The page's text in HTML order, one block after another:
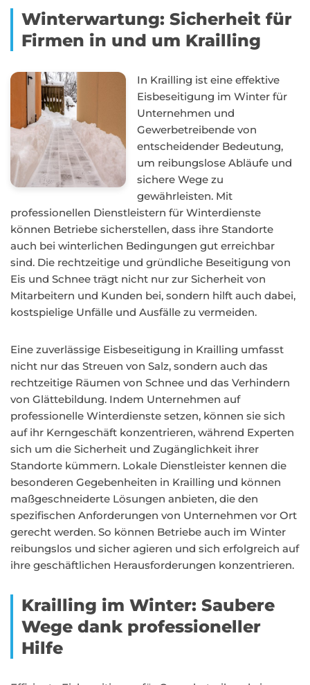
Winterwartung: Sicherheit für
Firmen in und um Krailling
In Krailling ist eine effektive
Eisbeseitigung im Winter für
Unternehmen und
Gewerbetreibende von
entscheidender Bedeutung,
um reibungslose Abläufe und
sichere Wege zu
gewährleisten. Mit
professionellen Dienstleistern für Winterdienste
können Betriebe sicherstellen, dass ihre Standorte
auch bei winterlichen Bedingungen gut erreichbar
sind. Die rechtzeitige und gründliche Beseitigung von
Eis und Schnee trägt nicht nur zur Sicherheit von
Mitarbeitern und Kunden bei, sondern hilft auch dabei,
kostspielige Unfälle und Ausfälle zu vermeiden.
Eine zuverlässige Eisbeseitigung in Krailling umfasst
nicht nur das Streuen von Salz, sondern auch das
rechtzeitige Räumen von Schnee und das Verhindern
von Glättebildung. Indem Unternehmen auf
professionelle Winterdienste setzen, können sie sich
auf ihr Kerngeschäft konzentrieren, während Experten
sich um die Sicherheit und Zugänglichkeit ihrer
Standorte kümmern. Lokale Dienstleister kennen die
besonderen Gegebenheiten in Krailling und können
maßgeschneiderte Lösungen anbieten, die den
spezifischen Anforderungen von Unternehmen vor Ort
gerecht werden. So können Betriebe auch im Winter
reibungslos und sicher agieren und sich erfolgreich auf
ihre geschäftlichen Herausforderungen konzentrieren.
Krailling im Winter: Saubere
Wege dank professioneller
Hilfe